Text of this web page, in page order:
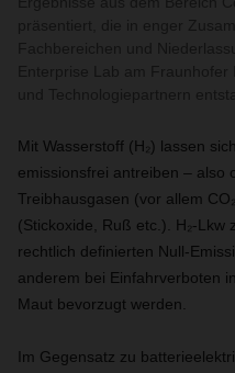
Mit Wasserstoff (H₂) lassen
emissionsfrei antreiben – also
Treibhausgasen (vor allem
(Stickoxide, Ruß etc.). H₂-Lkw
rechtlich definierten Null-
anderem bei Einfahrverboten
Maut bevorzugt werden.
Im Gegensatz zu